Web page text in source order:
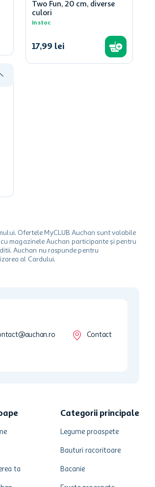
Two Fun, 20 cm, diverse
culori
In stoc
17,99 lei
Ofertele MyCLUB Auchan sunt valabile
magazinele Auchan participante și pentru
Auchan nu raspunde pentru
al Cardului.
Contact
ta
Categorii principale
Legume proaspete
Bauturi racoritoare
Bacanie